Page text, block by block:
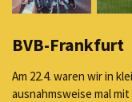
BVB-Frankfurt
Am 22.4. waren wir in
ausnahmsweise mal